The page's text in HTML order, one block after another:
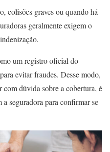
colisões graves ou quando há
geralmente exigem o
um registro oficial do
evitar fraudes. Desse modo,
com dúvida sobre a cobertura, é
seguradora para confirmar se